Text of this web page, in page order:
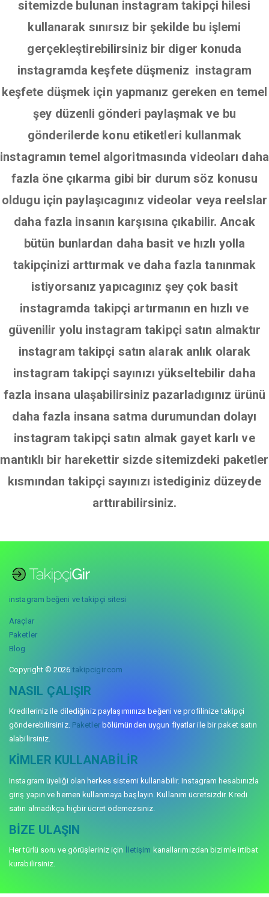
sitemizde bulunan instagram takipçi hilesi
kullanarak sınırsız bir şekilde bu işlemi
gerçekleştirebilirsiniz bir diger konuda
instagramda keşfete düşmeniz instagram
keşfete düşmek için yapmanız gereken en temel
şey düzenli gönderi paylaşmak ve bu
gönderilerde konu etiketleri kullanmak
instagramın temel algoritmasında videoları daha
fazla öne çıkarma gibi bir durum söz konusu
oldugu için paylaşıcagınız videolar veya reelslar
daha fazla insanın karşısına çıkabilir. Ancak
bütün bunlardan daha basit ve hızlı yolla
takipçinizi arttırmak ve daha fazla tanınmak
istiyorsanız yapıcagınız şey çok basit
instagramda takipçi artırmanın en hızlı ve
güvenilir yolu instagram takipçi satın almaktır
instagram takipçi satın alarak anlık olarak
instagram takipçi sayınızı yükseltebilir daha
fazla insana ulaşabilirsiniz pazarladıgınız ürünü
daha fazla insana satma durumundan dolayı
instagram takipçi satın almak gayet karlı ve
mantıklı bir harekettir sizde sitemizdeki paketler
kısmından takipçi sayınızı istediginiz düzeyde
arttırabilirsiniz.
instagram beğeni ve takipçi sitesi
Araçlar
Paketler
Blog
Copyright © 2026 takipcigir.com
NASIL ÇALIŞIR
Kredileriniz ile dilediğiniz paylaşımınıza beğeni ve profilinize takipçi
gönderebilirsiniz. Paketlerbölümünden uygun fiyatlar ile bir paket satın
alabilirsiniz.
KIMLER KULLANABILIR
Instagram üyeliği olan herkes sistemi kullanabilir. Instagram hesabınızla
giriş yapın ve hemen kullanmaya başlayın. Kullanım ücretsizdir. Kredi
satın almadıkça hiçbir ücret ödemezsiniz.
BIZE ULAŞIN
Her türlü soru ve görüşleriniz için İletişim kanallarımızdan bizimle irtibat
kurabilirsiniz.